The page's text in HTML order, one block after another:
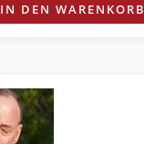
IN DEN WARENKORB